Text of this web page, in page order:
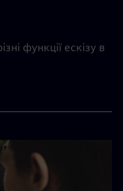
функції ескізу в